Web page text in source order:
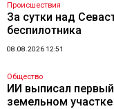
Происшествия
За сутки над
беспилотника
08.08.2026 12:51
Общество
ИИ выписал
земельном